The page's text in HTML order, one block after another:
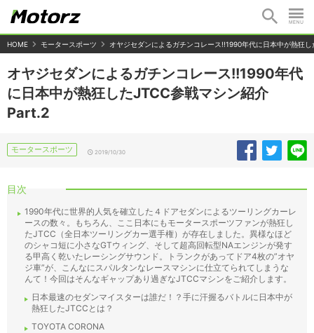
HOME モータースポーツ オヤジセダンによるガチンコレース!!1990年代に日本中が熱狂
オヤジセダンによるガチンコレース!!1990年代
に日本中が熱狂したJTCC参戦マシン紹介
Part.2
モータースポーツ 2019/10/30
目次
1990年代に世界的人気を確立した４ドアセダンによるツーリングカーレ
ースの数々。もちろん、ここ日本にもモータースポーツファンが熱狂し
たJTCC（全日本ツーリングカー選手権）が存在しました。異様なほど
のシャコ短に小さなGTウィング、そして超高回転型NAエンジンが発す
る甲高く乾いたレーシングサウンド。トランクがあってドア4枚の”オヤ
ジ車”が、こんなにスパルタンなレースマシンに仕立てられてしまうな
んて！今回はそんなギャップあり過ぎなJTCCマシンをご紹介します。
日本最速のセダンマイスターは誰だ！？手に汗握るバトルに日本中が
熱狂したJTCCとは？
TOYOTA CORONA